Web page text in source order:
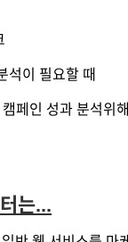
석이 필요할 때
페인 성과 분석위해
는...